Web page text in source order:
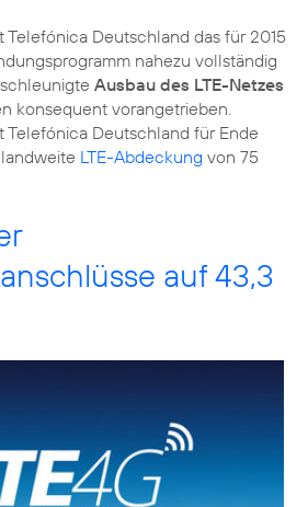
Telefónica Deutschland das für 2015
nahezu vollständig
Ausbau des LTE-Netzes
konsequent vorangetrieben.
Telefónica Deutschland für Ende
LTE-Abdeckung von 75
auf 43,3